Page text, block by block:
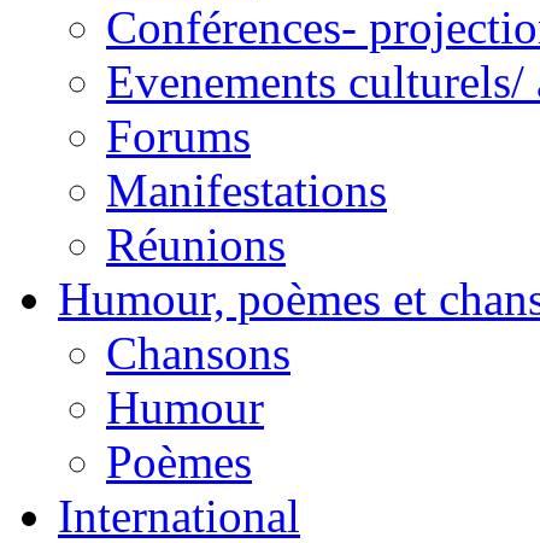
Conférences-
Evenements culturels/
Forums
Manifestations
Réunions
Humour, poèmes et
Chansons
Humour
Poèmes
International